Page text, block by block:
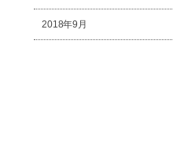
2018年9月